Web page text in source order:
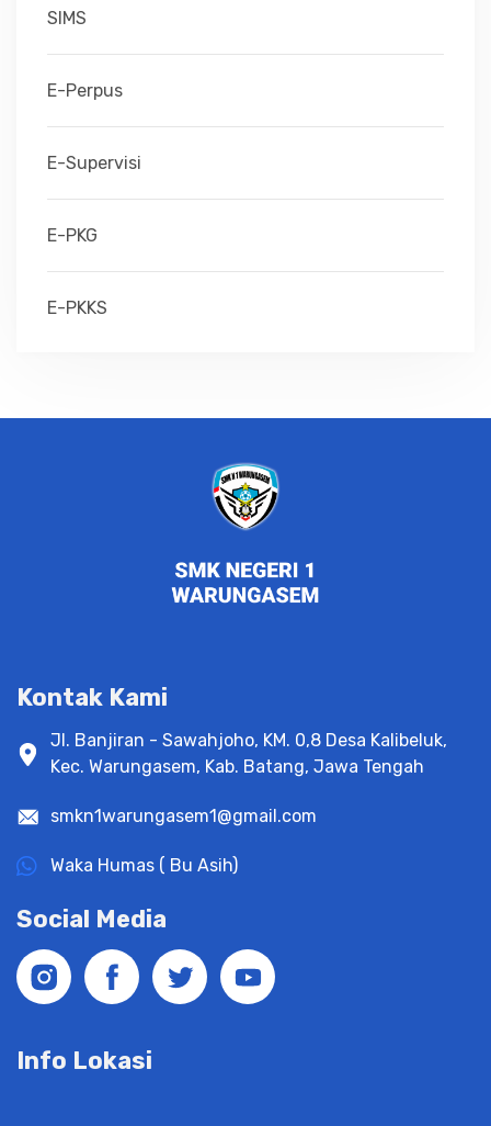
SIMS
E-Perpus
E-Supervisi
E-PKG
E-PKKS
Kontak Kami
Jl. Banjiran - Sawahjoho, KM. 0,8 Desa Kalibeluk,
Kec. Warungasem, Kab. Batang, Jawa Tengah
smkn1warungasem1@gmail.com
Waka Humas ( Bu Asih)
Social Media
Info Lokasi